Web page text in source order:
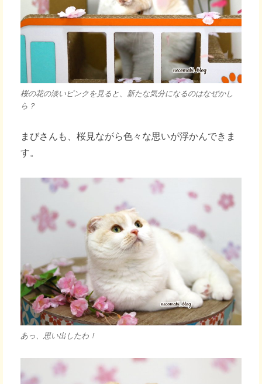
桜の花の淡いピンクを見ると、新たな気分になるのはなぜかし
ら？
まびさんも、桜見ながら色々な思いが浮かんできま
す。
あっ、思い出したわ！